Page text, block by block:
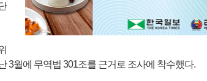
3월에 무역법 301조를 근거로 조사에 착수했다.